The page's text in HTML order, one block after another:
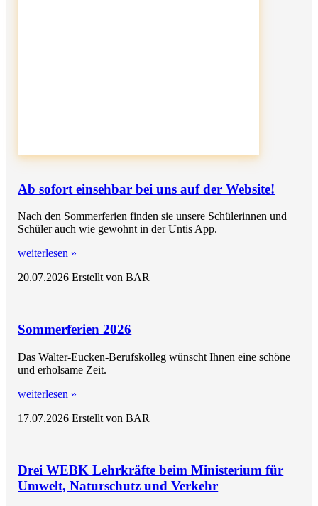
Ab sofort einsehbar bei uns auf der Website!
Nach den Sommerferien finden sie unsere Schülerinnen und
Schüler auch wie gewohnt in der Untis App.
weiterlesen »
20.07.2026Erstellt von BAR
Sommerferien 2026
Das Walter-Eucken-Berufskolleg wünscht Ihnen eine schöne
und erholsame Zeit.
weiterlesen »
17.07.2026Erstellt von BAR
Drei WEBK Lehrkräfte beim Ministerium für
Umwelt, Naturschutz und Verkehr